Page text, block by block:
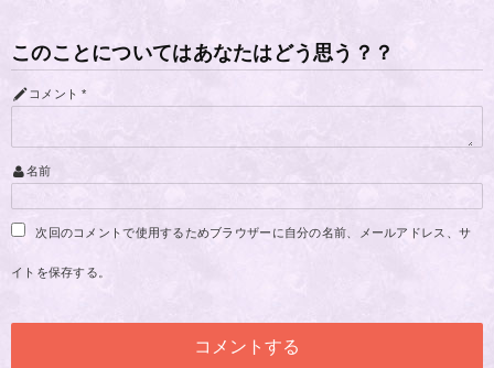
このことについてはあなたはどう思う？？
コメント *
名前
次回のコメントで使用するためブラウザーに自分の名前、メールアドレス、サ
イトを保存する。